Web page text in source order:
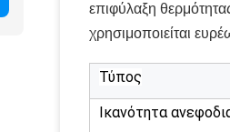
επιφύλαξη
χρησιμοποιείται
Τύπος
Ικανότητα